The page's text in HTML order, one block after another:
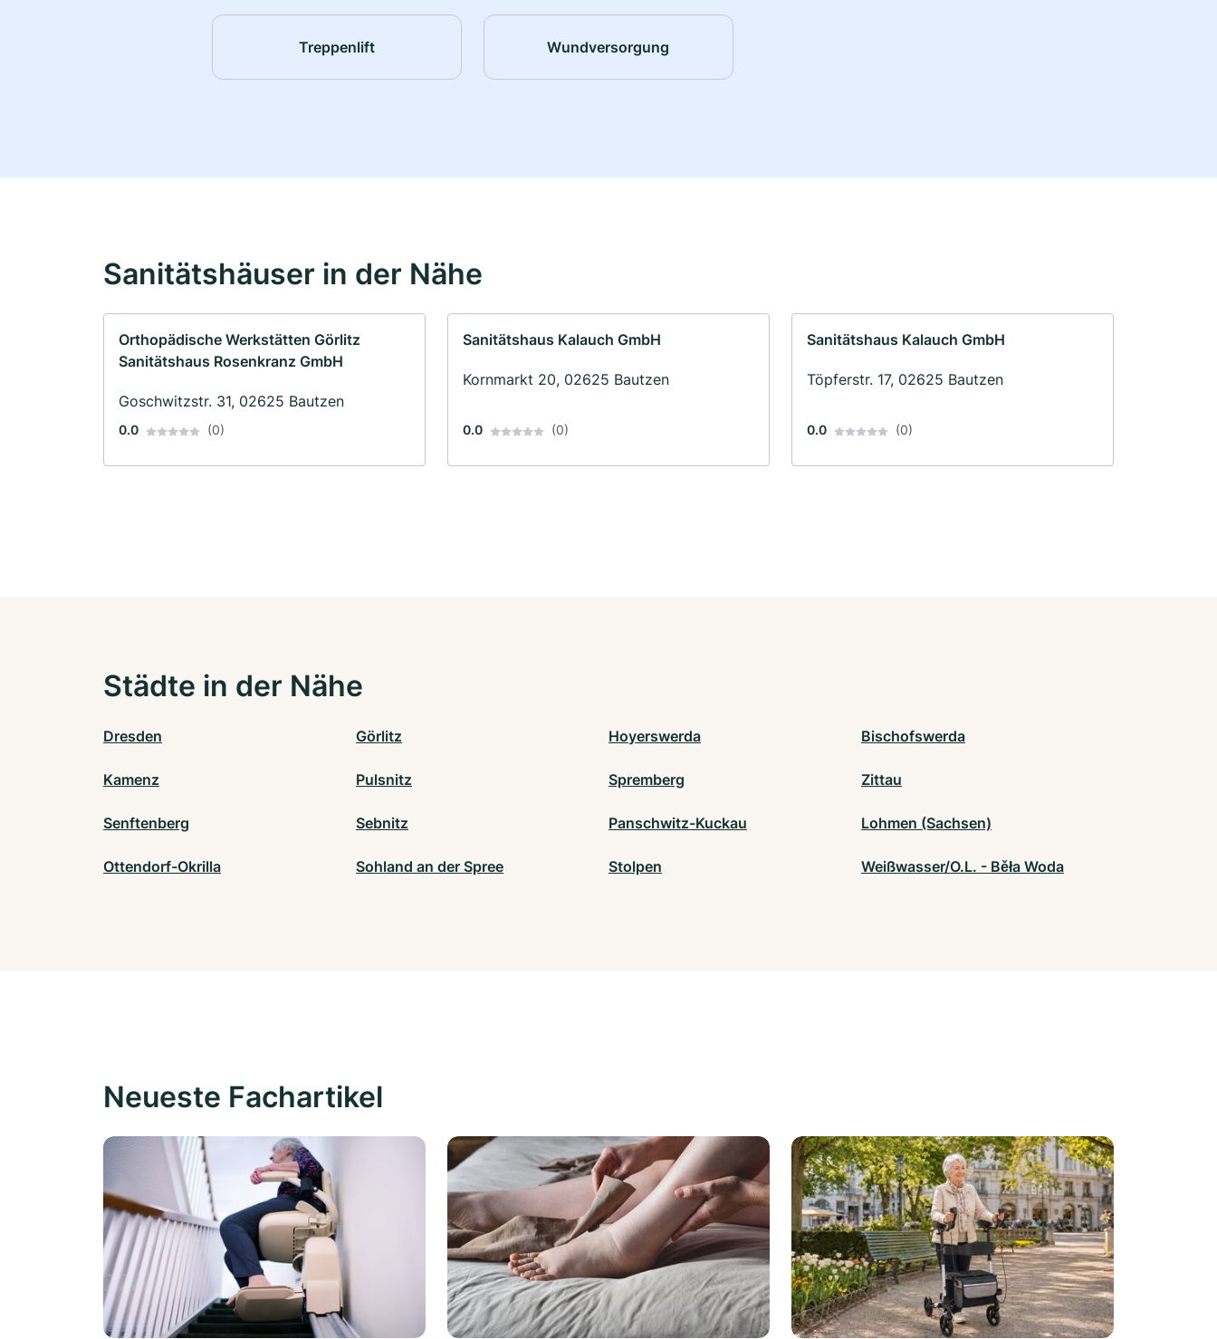
Treppenlift Wundversorgung
Sanitätshäuser in der Nähe
Orthopädische Werkstätten Görlitz
Sanitätshaus Rosenkranz GmbH
Goschwitzstr. 31, 02625 Bautzen
0.0 (0)
Sanitätshaus Kalauch GmbH
Kornmarkt 20, 02625 Bautzen
0.0 (0)
Sanitätshaus Kalauch GmbH
Töpferstr. 17, 02625 Bautzen
0.0 (0)
Städte in der Nähe
Dresden Görlitz Hoyerswerda Bischofswerda
Kamenz Pulsnitz Spremberg Zittau
Senftenberg Sebnitz Panschwitz-Kuckau Lohmen (Sachsen)
Ottendorf-Okrilla Sohland an der Spree Stolpen Weißwasser/O.L. - Běła Woda
Neueste Fachartikel